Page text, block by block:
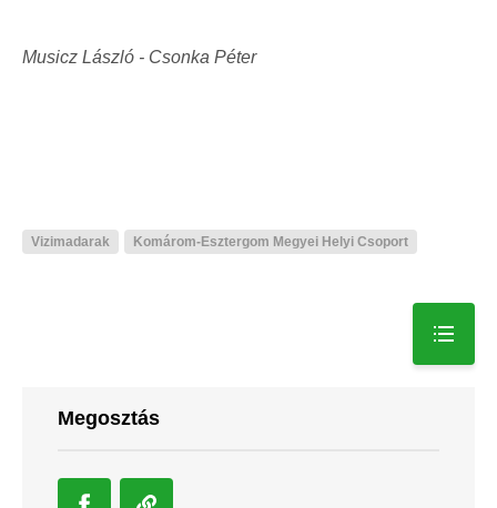
Musicz László - Csonka Péter
Vizimadarak Komárom-Esztergom Megyei Helyi Csoport
Megosztás